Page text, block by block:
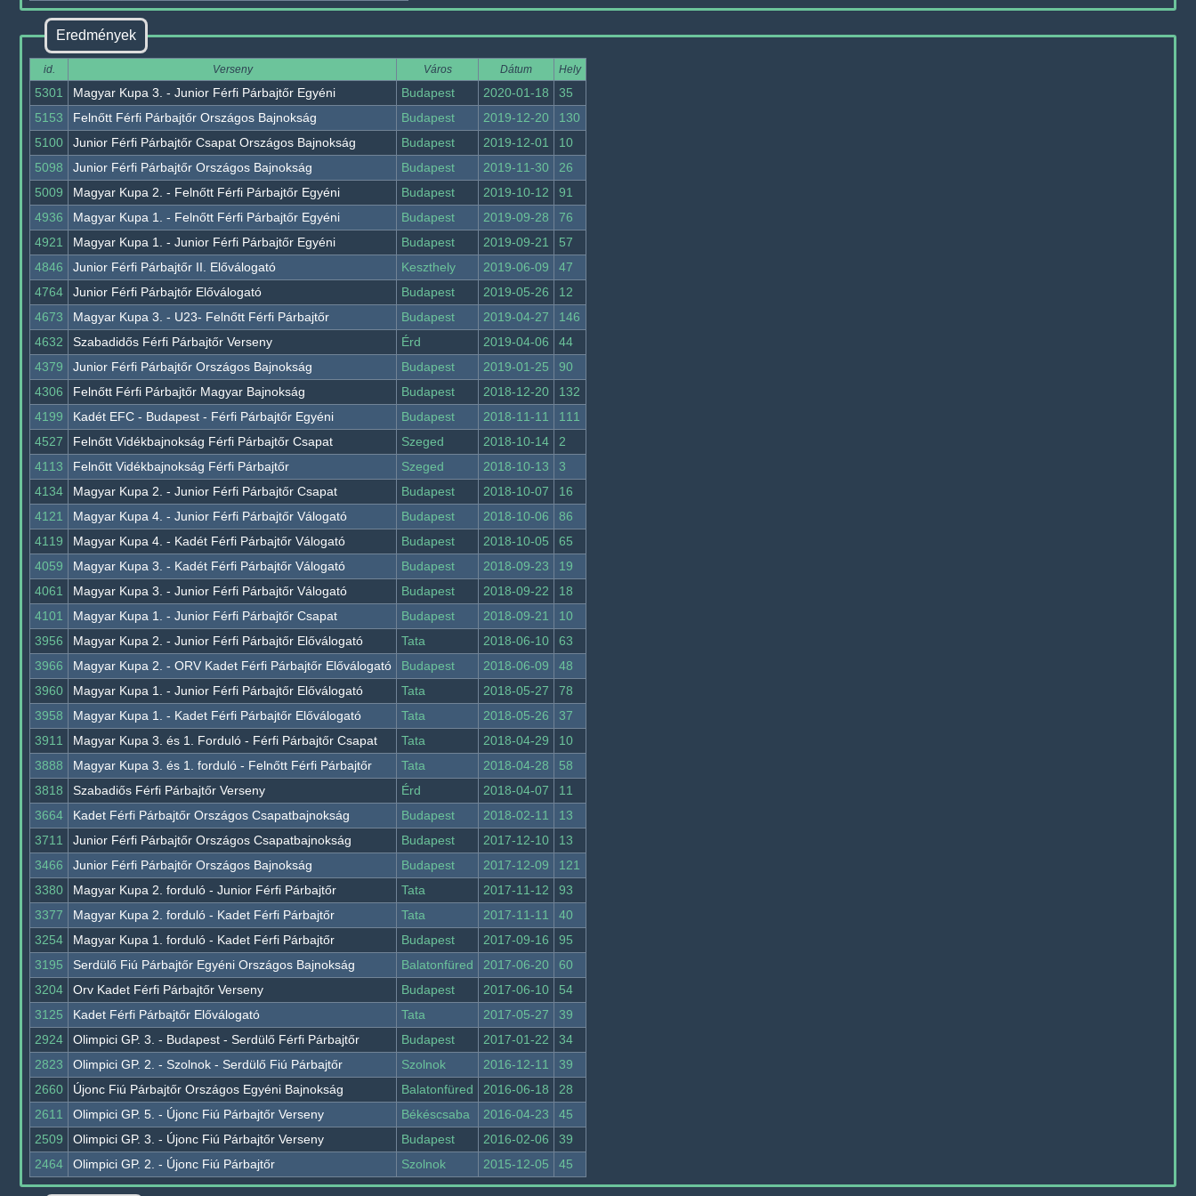
Eredmények
id. Verseny Város Dátum Hely
5301 Magyar Kupa 3. - Junior Férfi Párbajtőr Egyéni Budapest 2020-01-18
35
5153
Felnőtt Férfi Párbajtőr Országos Bajnokság Budapest 2019-12-20
130
5100
Junior Férfi Párbajtőr Csapat Országos Bajnokság Budapest 2019-12-01
10
5098
Junior Férfi Párbajtőr Országos Bajnokság Budapest 2019-11-30
26
5009
Magyar Kupa 2. - Felnőtt Férfi Párbajtőr Egyéni Budapest 2019-10-12
91
4936
Magyar Kupa 1. - Felnőtt Férfi Párbajtőr Egyéni Budapest 2019-09-28
76
4921
Magyar Kupa 1. - Junior Férfi Párbajtőr Egyéni Budapest 2019-09-21
57
4846
Junior Férfi Párbajtőr II. Előválogató Keszthely 2019-06-09
47
4764
Junior Férfi Párbajtőr Előválogató Budapest 2019-05-26
12
4673
Magyar Kupa 3. - U23- Felnőtt Férfi Párbajtőr Budapest 2019-04-27
146
4632
Szabadidős Férfi Párbajtőr Verseny Érd 2019-04-06
44
4379
Junior Férfi Párbajtőr Országos Bajnokság Budapest 2019-01-25
90
4306
Felnőtt Férfi Párbajtőr Magyar Bajnokság Budapest 2018-12-20
132
4199
Kadét EFC - Budapest - Férfi Párbajtőr Egyéni Budapest 2018-11-11
111
4527
Felnőtt Vidékbajnokság Férfi Párbajtőr Csapat Szeged 2018-10-14
2
4113
Felnőtt Vidékbajnokság Férfi Párbajtőr Szeged 2018-10-13
3
4134
Magyar Kupa 2. - Junior Férfi Párbajtőr Csapat Budapest 2018-10-07
16
4121
Magyar Kupa 4. - Junior Férfi Párbajtőr Válogató Budapest 2018-10-06
86
4119
Magyar Kupa 4. - Kadét Férfi Párbajtőr Válogató Budapest 2018-10-05
65
4059
Magyar Kupa 3. - Kadét Férfi Párbajtőr Válogató Budapest 2018-09-23
19
4061
Magyar Kupa 3. - Junior Férfi Párbajtőr Válogató Budapest 2018-09-22
18
4101
Magyar Kupa 1. - Junior Férfi Párbajtőr Csapat Budapest 2018-09-21
10
3956
Magyar Kupa 2. - Junior Férfi Párbajtőr Előválogató Tata 2018-06-10
63
3966
Magyar Kupa 2. - ORV Kadet Férfi Párbajtőr Előválogató Budapest 2018-06-09
48
3960
Magyar Kupa 1. - Junior Férfi Párbajtőr Előválogató Tata 2018-05-27
78
3958
Magyar Kupa 1. - Kadet Férfi Párbajtőr Előválogató Tata 2018-05-26
37
3911
Magyar Kupa 3. és 1. Forduló - Férfi Párbajtőr Csapat Tata 2018-04-29
10
3888
Magyar Kupa 3. és 1. forduló - Felnőtt Férfi Párbajtőr Tata 2018-04-28
58
3818
Szabadiős Férfi Párbajtőr Verseny Érd 2018-04-07
11
3664
Kadet Férfi Párbajtőr Országos Csapatbajnokság Budapest 2018-02-11
13
3711
Junior Férfi Párbajtőr Országos Csapatbajnokság Budapest 2017-12-10
13
3466
Junior Férfi Párbajtőr Országos Bajnokság Budapest 2017-12-09
121
3380
Magyar Kupa 2. forduló - Junior Férfi Párbajtőr Tata 2017-11-12
93
3377
Magyar Kupa 2. forduló - Kadet Férfi Párbajtőr Tata 2017-11-11
40
3254
Magyar Kupa 1. forduló - Kadet Férfi Párbajtőr Budapest 2017-09-16
95
3195
Serdülő Fiú Párbajtőr Egyéni Országos Bajnokság Balatonfüred 2017-06-20
60
3204
Orv Kadet Férfi Párbajtőr Verseny Budapest 2017-06-10
54
3125
Kadet Férfi Párbajtőr Előválogató Tata 2017-05-27
39
2924
Olimpici GP. 3. - Budapest - Serdülő Férfi Párbajtőr Budapest 2017-01-22
34
2823
Olimpici GP. 2. - Szolnok - Serdülő Fiú Párbajtőr Szolnok 2016-12-11
39
2660
Újonc Fiú Párbajtőr Országos Egyéni Bajnokság Balatonfüred 2016-06-18
28
2611
Olimpici GP. 5. - Újonc Fiú Párbajtőr Verseny Békéscsaba 2016-04-23
45
2509
Olimpici GP. 3. - Újonc Fiú Párbajtőr Verseny Budapest 2016-02-06
39
2464
Olimpici GP. 2. - Újonc Fiú Párbajtőr Szolnok 2015-12-05 45